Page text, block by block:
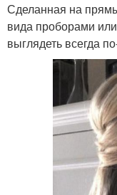
Сделанная на
вида проборами
выглядеть всегда